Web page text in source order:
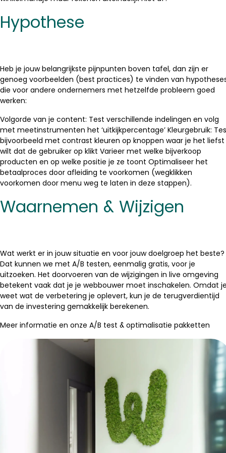
Hypothese
Heb je jouw belangrijkste pijnpunten boven tafel, dan zijn er
genoeg voorbeelden (best practices) te vinden van
die voor andere ondernemers met hetzelfde probleem goed
werken:
Volgorde van je content: Test verschillende indelingen en volg
met meetinstrumenten het ‘uitkijkpercentage’ Kleurgebruik:
bijvoorbeeld met contrast kleuren op knoppen waar je het liefst
wilt dat de gebruiker op klikt Varieer met welke bijverkoop
producten en op welke positie je ze toont Optimaliseer het
betaalproces door afleiding te voorkomen (wegklikken
voorkomen door menu weg te laten in deze stappen).
Waarnemen & Wijzigen
Wat werkt er in jouw situatie en voor jouw doelgroep het beste?
Dat kunnen we met A/B testen, eenmalig gratis, voor je
uitzoeken. Het doorvoeren van de wijzigingen in live omgeving
betekent vaak dat je je webbouwer moet inschakelen. Omdat
weet wat de verbetering je oplevert, kun je de terugverdientijd
van de investering gemakkelijk berekenen.
Meer informatie en onze A/B test & optimalisatie pakketten